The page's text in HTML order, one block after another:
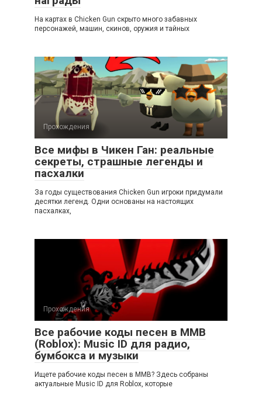
На картах в Chicken Gun скрыто много забавных
персонажей, машин, скинов, оружия и тайных
Прохождения
Все мифы в Чикен Ган: реальные
секреты, страшные легенды и
пасхалки
За годы существования Chicken Gun игроки придумали
десятки легенд. Одни основаны на настоящих
пасхалках,
Прохождения
Все рабочие коды песен в ММВ
(Roblox): Music ID для радио,
бумбокса и музыки
Ищете рабочие коды песен в ММВ? Здесь собраны
актуальные Music ID для Roblox, которые